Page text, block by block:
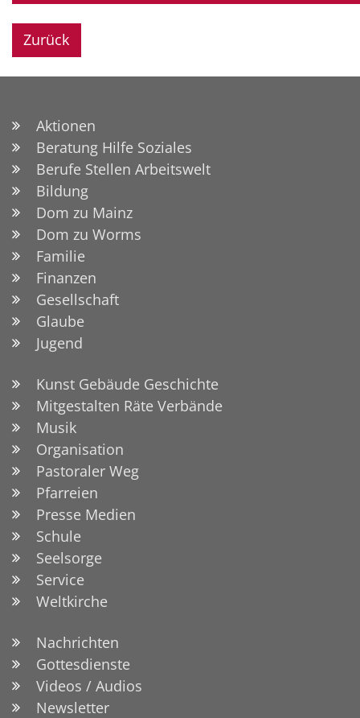
Zurück
Aktionen
Beratung Hilfe Soziales
Berufe Stellen Arbeitswelt
Bildung
Dom zu Mainz
Dom zu Worms
Familie
Finanzen
Gesellschaft
Glaube
Jugend
Kunst Gebäude Geschichte
Mitgestalten Räte Verbände
Musik
Organisation
Pastoraler Weg
Pfarreien
Presse Medien
Schule
Seelsorge
Service
Weltkirche
Nachrichten
Gottesdienste
Videos / Audios
Newsletter